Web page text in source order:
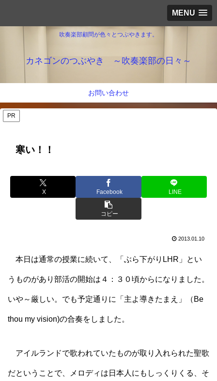
MENU
吹奏楽部顧問が色々とつぶやきます。
カネゴンのつぶやき ～吹奏楽部の日々～
お問い合わせ
PR
寒い！！
X Facebook LINE
コピー
2013.01.10
本日は通常の授業に続いて、「ぶら下がりLHR」とい
うものがあり部活の開始は４：３０頃からになりました。
いや～厳しい。でも予定通りに「主よ導きたまえ」（Be
thou my vision)の合奏をしました。
アイルランドで歌われていたものが取り入れられた聖歌
だということで、メロディは日本人にもしっくりくる、そ